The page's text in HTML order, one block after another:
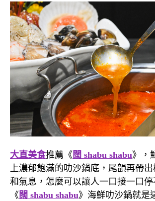
大直美食推薦《 闊 shabu shabu》，
上濃郁飽滿的叻沙鍋底，尾韻再帶
和氣息，怎麼可以讓人一口接一口停
《 闊 shabu shabu》海鮮叻沙鍋就是